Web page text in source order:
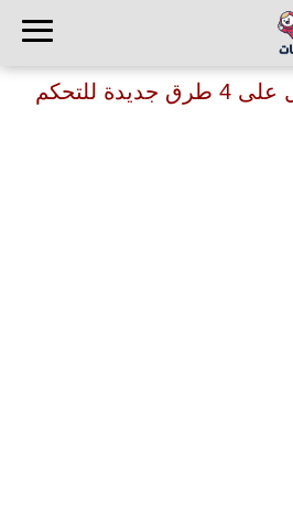
تطبيق Datally يحصل على 4 طرق جديدة للتحكم